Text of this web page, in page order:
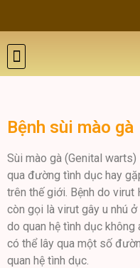
Bệnh sùi mào gà
Sùi mào gà (Genital
qua đường tình dục hay
trên thế giới. Bệnh do
còn gọi là virut gây u nhú
do quan hệ tình dục không
có thể lây qua một số
quan hệ tình dục.